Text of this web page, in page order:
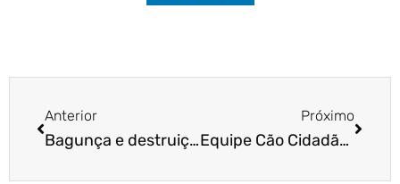
Anterior
Bagunça e destruição são temas de palestra da Cão Cidadão
Próximo
Equipe Cão Cidadão apresenta palestra sobre filhotes na Pet Center Marginal!